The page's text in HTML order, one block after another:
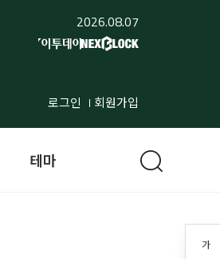
2026.08.07
로그인 회원가입
가
테마